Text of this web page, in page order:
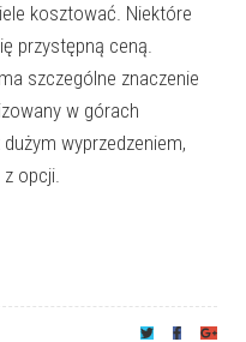
kosztować. Niektóre
przystępną ceną.
szczególne znaczenie
w górach
wyprzedzeniem,
opcji.